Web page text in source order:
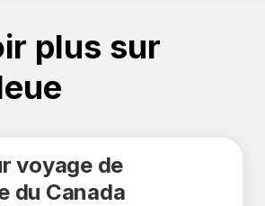
plus sur
voyage de
du Canada